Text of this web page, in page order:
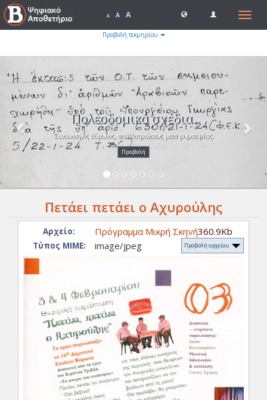
Toggle
A A A
Προβολή τεκμηρίου
Πολεοδομικά σχέδια.
Συνοικισμός Βύρωνος, απαλλοτριώσεως μετα ρυμοτομίας.
Προβολή
Πετάει πετάει ο Αχυρούλης
Αρχείο: Πρόγραμμα Μικρή Σκηνή360.9Kb
Προβολή αρχείου
Τύπος ΜΙΜΕ: image/jpeg